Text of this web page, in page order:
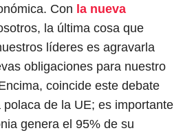
Con la nueva
la última cosa que
líderes es agravarla
obligaciones para nuestro
coincide este debate
de la UE; es importante
genera el 95% de su